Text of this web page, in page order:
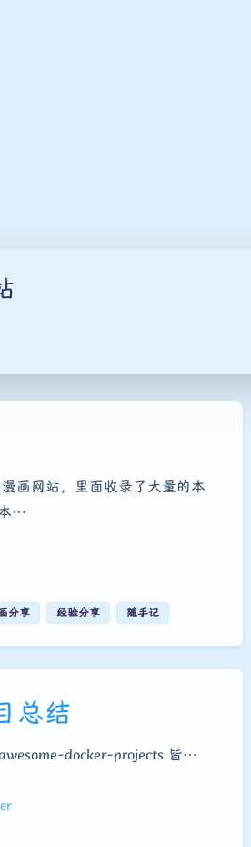
画网站，里面收录了大量的本
…
分享 经验分享 随手记
总结
docker-projects 皆…